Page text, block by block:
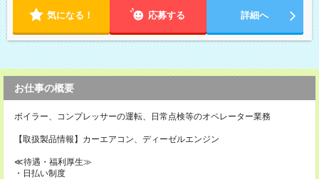
気になる！ 応募する 詳細へ
お仕事の概要
ボイラー、コンプレッサーの運転、日常点検等のオペレーター業務
【取扱製品情報】カーエアコン、ディーゼルエンジン
≪待遇・福利厚生≫
・日払い制度